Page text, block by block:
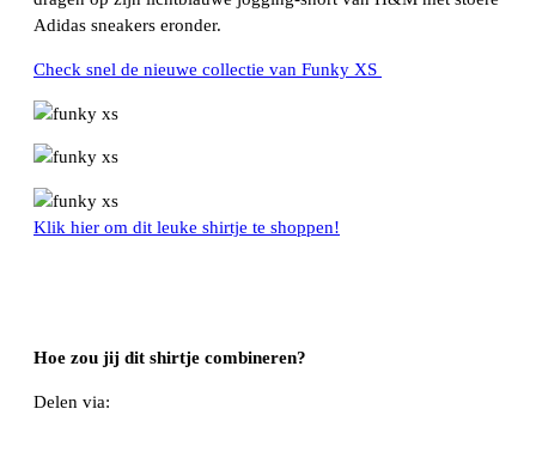
Adidas sneakers eronder.
Check snel de nieuwe collectie van Funky XS
Klik hier om dit leuke shirtje te shoppen!
Hoe zou jij dit shirtje combineren?
Delen via: